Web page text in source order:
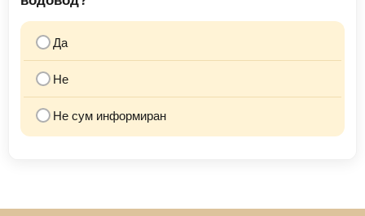
Да
Не
Не сум информиран